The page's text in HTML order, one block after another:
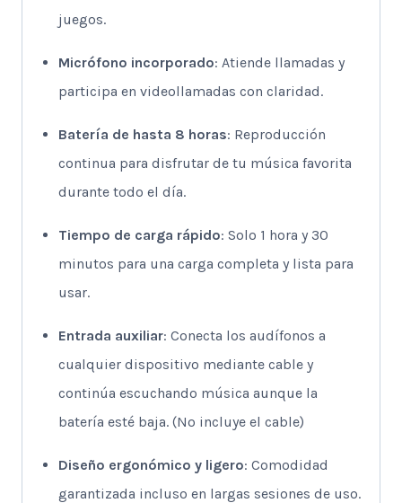
juegos.
Micrófono incorporado: Atiende llamadas y
participa en videollamadas con claridad.
Batería de hasta 8 horas: Reproducción
continua para disfrutar de tu música favorita
durante todo el día.
Tiempo de carga rápido: Solo 1 hora y 30
minutos para una carga completa y lista para
usar.
Entrada auxiliar: Conecta los audífonos a
cualquier dispositivo mediante cable y
continúa escuchando música aunque la
batería esté baja. (No incluye el cable)
Diseño ergonómico y ligero: Comodidad
garantizada incluso en largas sesiones de uso.